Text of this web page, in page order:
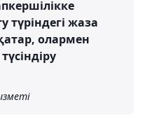
түріндегі жаза
олармен